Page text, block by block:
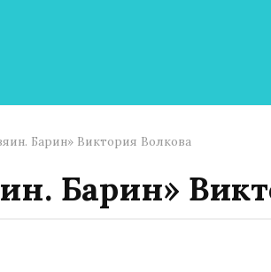
Барин» Виктория Волкова
Барин»